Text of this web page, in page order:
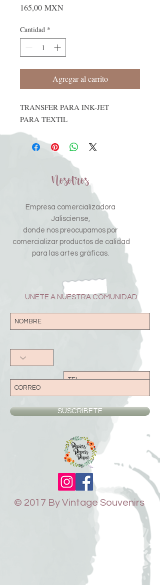
165,00 MXN
Cantidad *
Agregar al carrito
TRANSFER PARA INK-JET
PARA TEXTIL
Nosotros
Empresa comercializadora
Jalisciense,
donde nos preocupamos por
comercializar productos de calidad
para las artes gráficas.
UNETE A NUESTRA COMUNIDAD
SUSCRIBETE
© 2017 By Vintage Souvenirs